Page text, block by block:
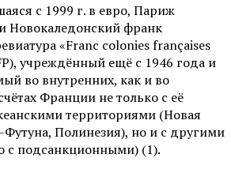
с 1999 г. в евро, Париж
Новокаледонский франк
«Franc colonies françaises
учреждённый ещё с 1946 года и
во внутренних, как и во
Франции не только с её
территориями (Новая
Полинезия), но и с другими
с подсанкционными) (1).